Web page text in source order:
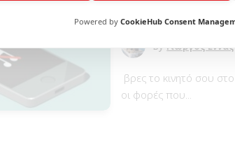
Βρες το κινητό
By Γίωργος Εννάς
βρες το κινητό σου
οι φορές που...
Powered by CookieHub Consent